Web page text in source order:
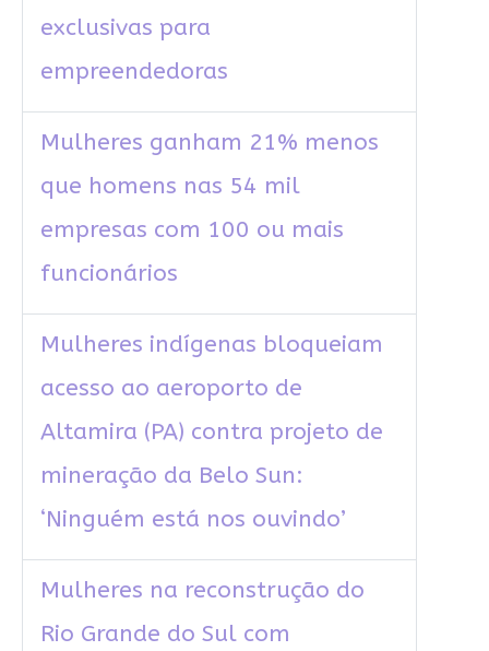
exclusivas para
empreendedoras
Mulheres ganham 21% menos
que homens nas 54 mil
empresas com 100 ou mais
funcionários
Mulheres indígenas bloqueiam
acesso ao aeroporto de
Altamira (PA) contra projeto de
mineração da Belo Sun:
‘Ninguém está nos ouvindo’
Mulheres na reconstrução do
Rio Grande do Sul com